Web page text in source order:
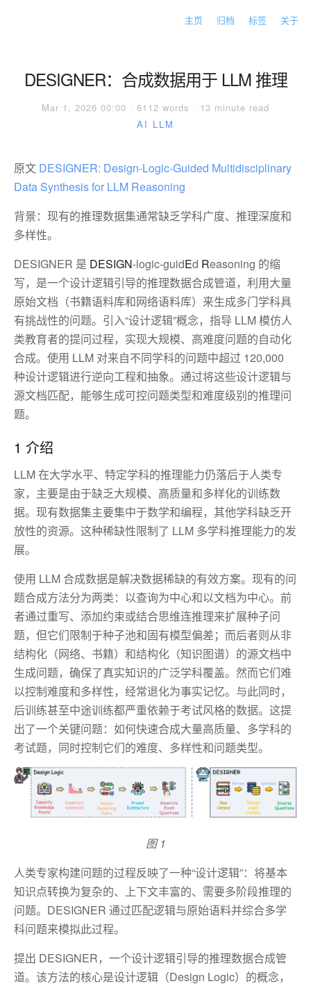
主页 归档 标签 关于
DESIGNER：合成数据用于 LLM 推理
Mar 1, 2026 00:00 · 6112 words · 13 minute read
AI LLM
原文 DESIGNER: Design-Logic-Guided Multidisciplinary
Data Synthesis for LLM Reasoning
背景：现有的推理数据集通常缺乏学科广度、推理深度和
多样性。
DESIGNER 是 DESIGN-logic-guidEd Reasoning 的缩
写，是一个设计逻辑引导的推理数据合成管道，利用大量
原始文档（书籍语料库和网络语料库）来生成多门学科具
有挑战性的问题。引入“设计逻辑”概念，指导 LLM 模仿人
类教育者的提问过程，实现大规模、高难度问题的自动化
合成。使用 LLM 对来自不同学科的问题中超过 120,000
种设计逻辑进行逆向工程和抽象。通过将这些设计逻辑与
源文档匹配，能够生成可控问题类型和难度级别的推理问
题。
1 介绍
LLM 在大学水平、特定学科的推理能力仍落后于人类专
家，主要是由于缺乏大规模、高质量和多样化的训练数
据。现有数据集主要集中于数学和编程，其他学科缺乏开
放性的资源。这种稀缺性限制了 LLM 多学科推理能力的发
展。
使用 LLM 合成数据是解决数据稀缺的有效方案。现有的问
题合成方法分为两类：以查询为中心和以文档为中心。前
者通过重写、添加约束或结合思维连推理来扩展种子问
题，但它们限制于种子池和固有模型偏差；而后者则从非
结构化（网络、书籍）和结构化（知识图谱）的源文档中
生成问题，确保了真实知识的广泛学科覆盖。然而它们难
以控制难度和多样性，经常退化为事实记忆。与此同时，
后训练甚至中途训练都严重依赖于考试风格的数据。这提
出了一个关键问题：如何快速合成大量高质量、多学科的
考试题，同时控制它们的难度、多样性和问题类型。
图 1
人类专家构建问题的过程反映了一种“设计逻辑”：将基本
知识点转换为复杂的、上下文丰富的、需要多阶段推理的
问题。DESIGNER 通过匹配逻辑与原始语料并综合多学
科问题来模拟此过程。
提出 DESIGNER，一个设计逻辑引导的推理数据合成管
道。该方法的核心是设计逻辑（Design Logic）的概念，